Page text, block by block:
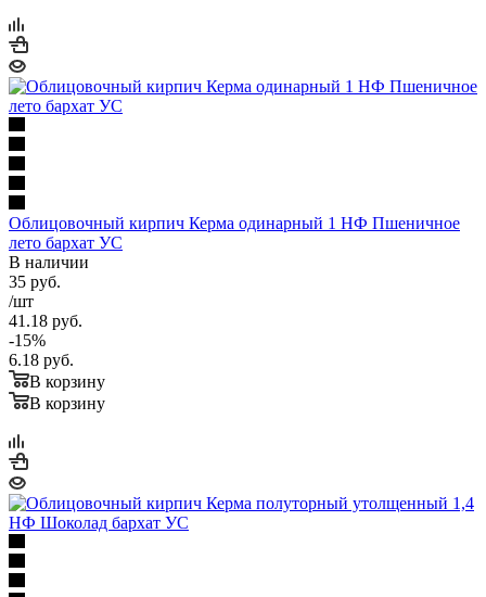
Облицовочный кирпич Керма одинарный 1 НФ Пшеничное
лето бархат УС
В наличии
35 руб.
/шт
41.18 руб.
-15%
6.18 руб.
В корзину
В корзину